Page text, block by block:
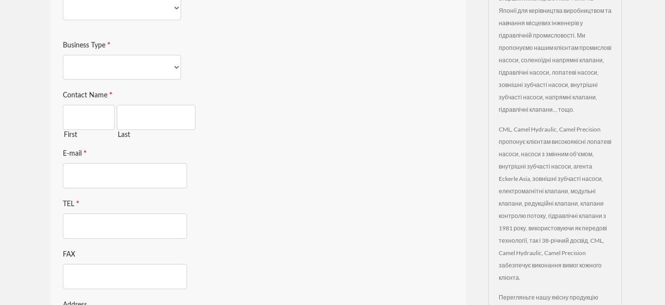
Японії для керівництва виробництвом та
навчання місцевих інженерів у
гідравлічній промисловості. Ми
пропонуємо нашим клієнтам промислові
насоси, соленоїдні напрямні клапани,
гідравлічні насоси, лопатеві насоси,
зовнішні зубчасті насоси, внутрішні
зубчасті насоси, напрямні клапани,
гідравлічні клапани... тощо.
CML, Camel Hydraulic, Camel Precision
пропонує клієнтам високоякісні лопатеві
насоси, насоси з змінним об'ємом,
внутрішні зубчасті насоси, агента
Eckerle Asia, зовнішні зубчасті насоси,
електромагнітні клапани, модульні
клапани, редукційні клапани, клапани
контролю потоку, гідравлічні клапани з
1981 року, використовуючи як передові
технології, так і 38-річний досвід, CML,
Camel Hydraulic, Camel Precision
забезпечує виконання вимог кожного
клієнта.
Перегляньте нашу якісну продукцію